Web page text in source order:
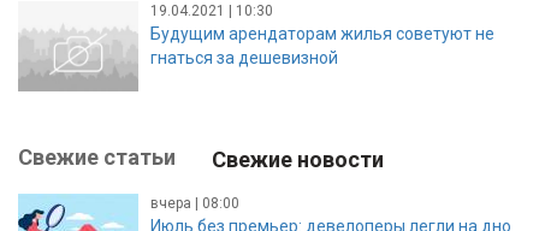
19.04.2021 | 10:30
Будущим арендаторам жилья советуют не
гнаться за дешевизной
Свежие статьи Свежие новости
вчера | 08:00
Июль без премьер: девелоперы легли на дно